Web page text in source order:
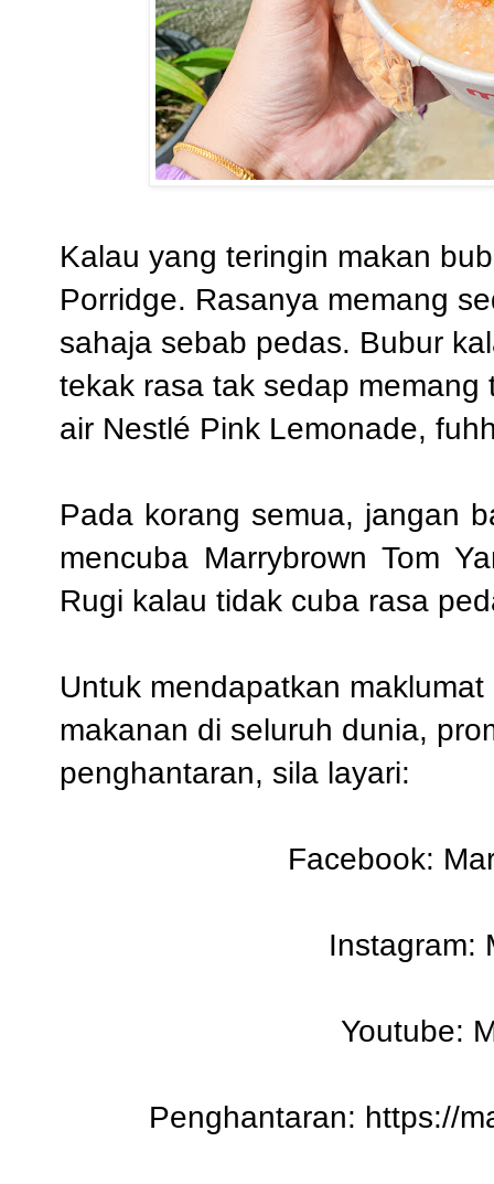
Kalau yang teringin makan
Porridge. Rasanya memang
sahaja sebab pedas. Bubur
tekak rasa tak sedap
air Nestlé Pink Lemonade,
Pada korang semua, jangan
mencuba Marrybrown Tom
Rugi kalau tidak cuba rasa
Untuk mendapatkan
makanan di seluruh dunia,
penghantaran, sila layari:
Facebook:
Instagram:
Youtube:
Penghantaran: https://